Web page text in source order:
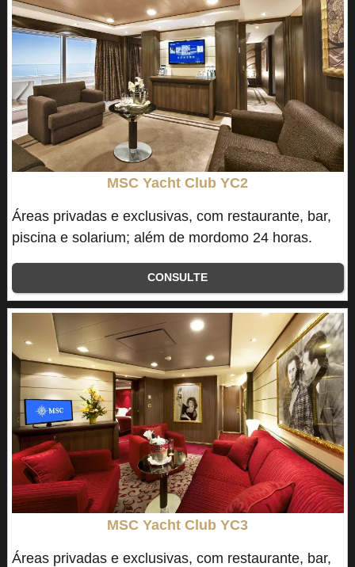
MSC Yacht Club YC2
Áreas privadas e exclusivas, com restaurante, bar,
piscina e solarium; além de mordomo 24 horas.
CONSULTE
MSC Yacht Club YC3
Áreas privadas e exclusivas, com restaurante, bar,